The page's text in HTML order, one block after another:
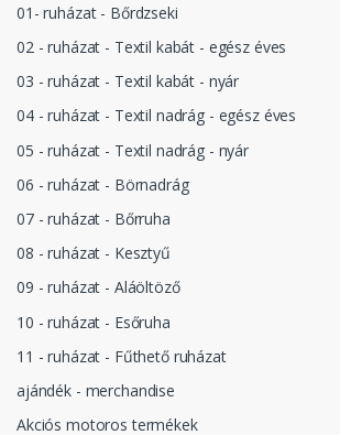
01- ruházat - Bőrdzseki
02 - ruházat - Textil kabát - egész éves
03 - ruházat - Textil kabát - nyár
04 - ruházat - Textil nadrág - egész éves
05 - ruházat - Textil nadrág - nyár
06 - ruházat - Börnadrág
07 - ruházat - Bőrruha
08 - ruházat - Kesztyű
09 - ruházat - Aláöltöző
10 - ruházat - Esőruha
11 - ruházat - Fűthető ruházat
ajándék - merchandise
Akciós motoros termékek